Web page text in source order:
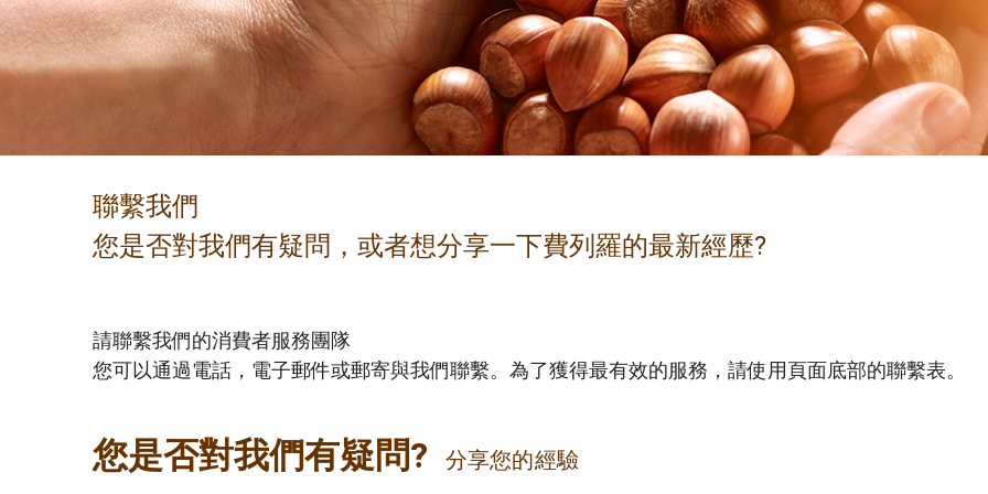
聯繫我們
您是否對我們有疑問，或者想分享一下費列羅的最新經歷?
請聯繫我們的消費者服務團隊
您可以通過電話，電子郵件或郵寄與我們聯繫。為了獲得最有效的服務，請使用頁面底部的聯繫表。
您是否對我們有疑問? 分享您的經驗